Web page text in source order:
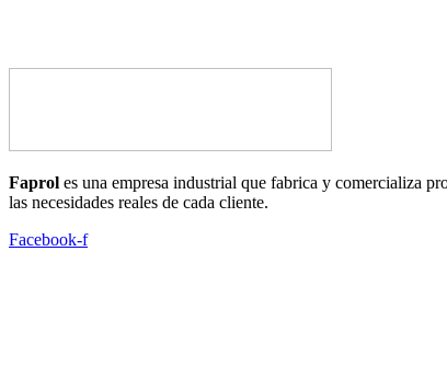
Faprol es una empresa industrial que fabrica y comercializa
las necesidades reales de cada cliente.
Facebook-f